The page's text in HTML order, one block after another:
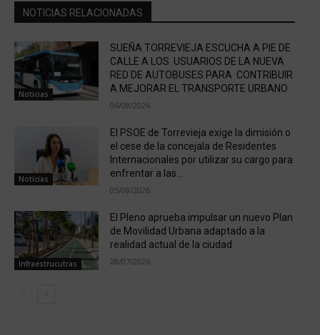
NOTICIAS RELACIONADAS
Noticias
SUEÑA TORREVIEJA ESCUCHA A PIE DE
CALLE A LOS USUARIOS DE LA NUEVA
RED DE AUTOBUSES PARA CONTRIBUIR
A MEJORAR EL TRANSPORTE URBANO
06/08/2026
Noticias
El PSOE de Torrevieja exige la dimisión o
el cese de la concejala de Residentes
Internacionales por utilizar su cargo para
enfrentar a las...
05/08/2026
Infraestrucutras
El Pleno aprueba impulsar un nuevo Plan
de Movilidad Urbana adaptado a la
realidad actual de la ciudad
28/07/2026